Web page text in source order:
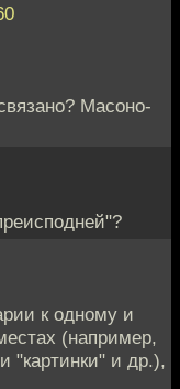
Масоно-
к одному и
(например,
"картинки" и др.),